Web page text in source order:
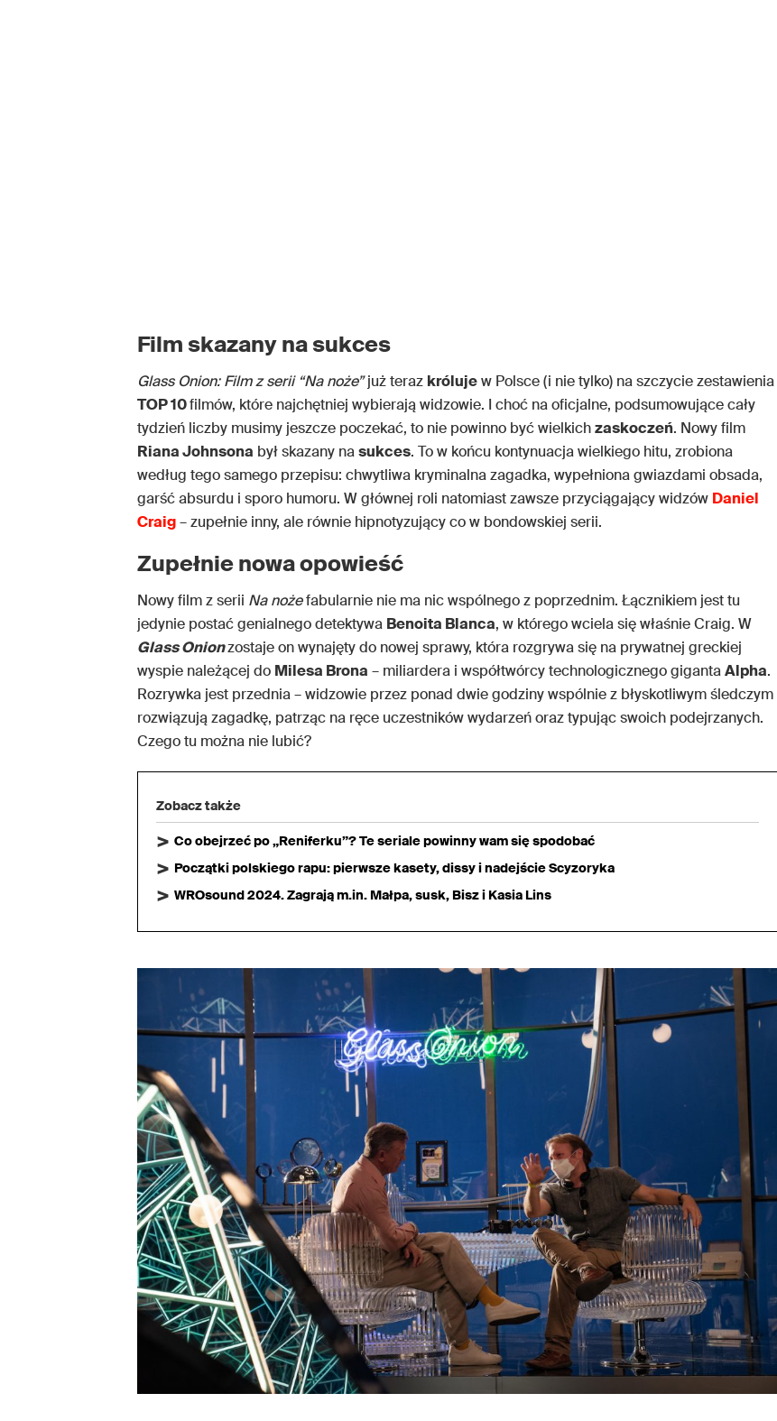
Film skazany na sukces
Glass Onion: Film z serii“Na noże”już teraz królujew Polsce (i nie tylko) na szczycie zestawienia
TOP 10filmów, które najchętniej wybierają widzowie. I choć na oficjalne, podsumowujące cały
tydzień liczby musimy jeszcze poczekać, to nie powinno być wielkichzaskoczeń. Nowy film
Riana Johnsona był skazany nasukces. To w końcu kontynuacja wielkiego hitu, zrobiona
według tego samego przepisu: chwytliwa kryminalna zagadka, wypełniona gwiazdami obsada,
garść absurdu i sporo humoru. W głównej roli natomiast zawsze przyciągający widzów Daniel
Craig– zupełnie inny, ale równie hipnotyzujący co w bondowskiej serii.
Zupełnie nowa opowieść
Nowy film z serii Na nożefabularnie nie ma nic wspólnego z poprzednim. Łącznikiem jest tu
jedynie postać genialnego detektywa Benoita Blanca, w którego wciela się właśnie Craig. W
Glass Onionzostaje on wynajęty do nowej sprawy, która rozgrywa się na prywatnej greckiej
wyspie należącej do Milesa Brona – miliardera i współtwórcy technologicznego gigantaAlpha.
Rozrywka jest przednia – widzowie przez ponad dwie godziny wspólnie z błyskotliwym śledczym
rozwiązują zagadkę, patrząc na ręce uczestników wydarzeń oraz typując swoich podejrzanych.
Czego tu można nie lubić?
Zobacz także
Co obejrzeć po „Reniferku”? Te seriale powinny wam się spodobać
Początki polskiego rapu: pierwsze kasety, dissy i nadejście Scyzoryka
WROsound 2024. Zagrają m.in. Małpa, susk, Bisz i Kasia Lins